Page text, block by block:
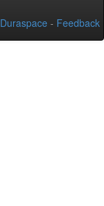
Duraspace - Feedback